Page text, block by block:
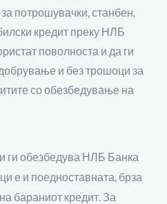
потрошувачки, станбен,
кредит преку НЛБ
поволноста и да ги
и без трошоци за
со обезбедување на
ги обезбедува НЛБ Банка
е и поедноставната, брза
бараниот кредит. За